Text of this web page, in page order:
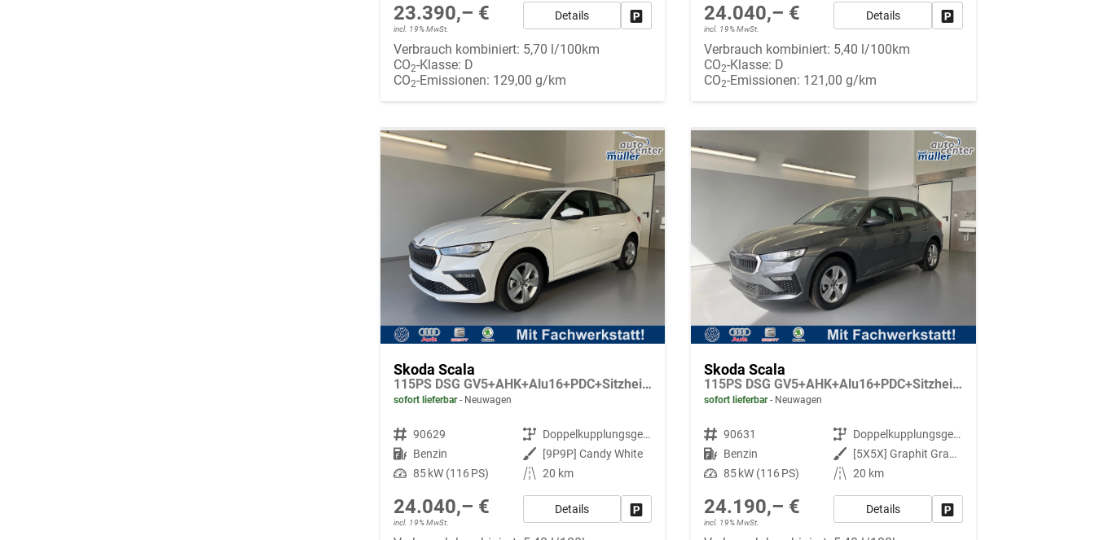
23.390,– €
incl. 19% MwSt.
Details Fahrzeug parken
Verbrauch kombiniert: 5,70 l/100km
CO2-Klasse: D
CO2-Emissionen: 129,00 g/km
24.040,– €
incl. 19% MwSt.
Details
Verbrauch kombiniert: 5,40 l/100km
CO2-Klasse: D
CO2-Emissionen: 121,00 g/km
Skoda Scala
115PS DSG GV5+AHK+Alu16+PDC+Sitzheizung+App-Connect
sofort lieferbar Neuwagen
Fahrzeugnr. 90629 Getriebe
Doppelkupplungsgetriebe (DSG)
Kraftstoff Benzin Außenfarbe
[9P9P] Candy White
Leistung 85 kW (116 PS) Kilometerstand 20 km
24.040,– €
incl. 19% MwSt.
Details Fahrzeug parken
Skoda Scala
115PS DSG GV5+AHK+Alu16+PDC+Sitzheizung+App-Connect
sofort lieferbar Neuwagen
Fahrzeugnr. 90631 Getriebe
Doppelkupplungsgetriebe (DSG)
Kraftstoff Benzin Außenfarbe
[5X5X] Graphit Grau Metallic
Leistung 85 kW (116 PS) Kilometerstand 20 km
24.190,– €
incl. 19% MwSt.
Details